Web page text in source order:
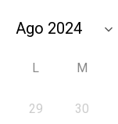
L M
29 30